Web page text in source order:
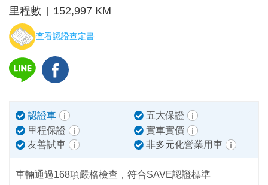
里程數
152,997 KM
查看認證查定書
認證車
五大保證
里程保證
實車實價
友善試車
非多元化營業用車
車輛通過168項嚴格檢查，符合SAVE認證標準